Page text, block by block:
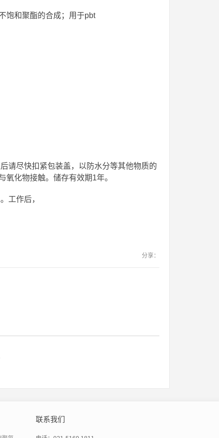
饱和聚酯的合成；用于pbt
请尽快扣紧包装盖，以防水分等其他物质的
化物接触。储存有效期1年。
工作后，
分享：
联系我们